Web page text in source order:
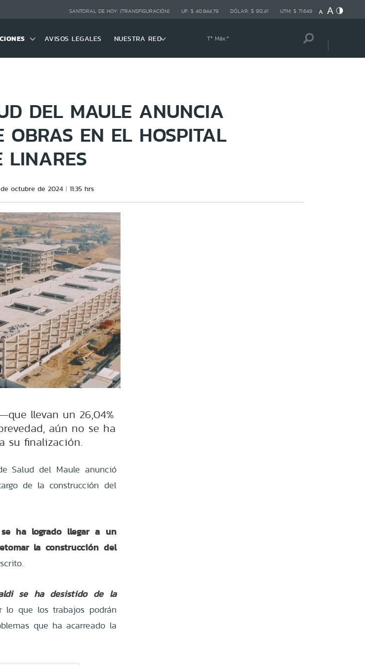
SANTORAL DE HOY: (TRANSFIGURACIÓN) UF: $ 40.844,79 DÓLAR: $ 912,41 UTM: $ 71.649
AVISOS LEGALES NUESTRA RED Tª Máx:º
DEL MAULE ANUNCIA
OBRAS EN EL HOSPITAL
LINARES
octubre de 2024 11:35 hrs
llevan un 26,04%
aún no se ha
su finalización.
Salud del Maule anunció
de la construcción del
ha logrado llegar a un
la construcción del
se ha desistido de la
lo que los trabajos podrán
que ha acarreado la